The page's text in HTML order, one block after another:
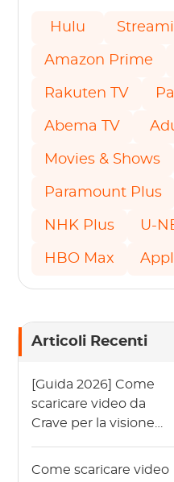
Hulu
Amazon Prime
Rakuten TV
Abema TV
Movies & Shows
Paramount Plus
NHK Plus U-
HBO Max
Articoli Recenti
[Guida 2026] Come
scaricare video da
Crave per la visione
Come scaricare video